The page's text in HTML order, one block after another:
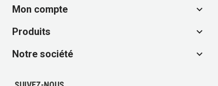
Mon compte

Produits

Notre société
